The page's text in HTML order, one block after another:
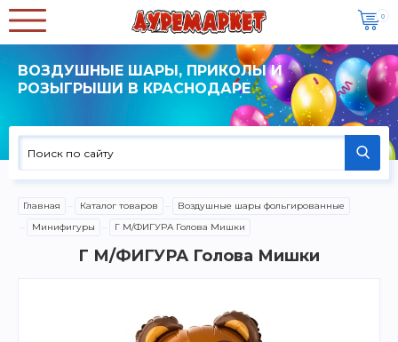
0
ВОЗДУШНЫЕ ШАРЫ, ПРИКОЛЫ И
РОЗЫГРЫШИ В КРАСНОДАРЕ
Главная Каталог товаров
Воздушные шары фольгированные
Минифигуры
Г М/ФИГУРА Голова Мишки
Г М/ФИГУРА Голова Мишки